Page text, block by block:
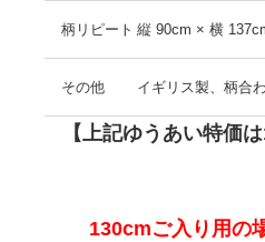
柄リピート 縦 90cm × 横
その他 イギリス製、柄合
【上記ゆうあい特価
130cmご入り用の